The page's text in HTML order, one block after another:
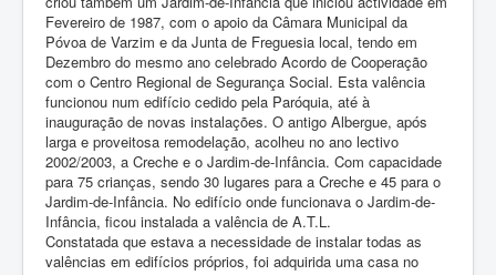
Fevereiro de 1987, com o apoio da Câmara Municipal da
Póvoa de Varzim e da Junta de Freguesia local, tendo em
Dezembro do mesmo ano celebrado Acordo de Cooperação
com o Centro Regional de Segurança Social. Esta valência
funcionou num edifício cedido pela Paróquia, até à
inauguração de novas instalações. O antigo Albergue, após
larga e proveitosa remodelação, acolheu no ano lectivo
2002/2003, a Creche e o Jardim-de-Infância. Com capacidade
para 75 crianças, sendo 30 lugares para a Creche e 45 para o
Jardim-de-Infância. No edifício onde funcionava o Jardim-de-
Infância, ficou instalada a valência de A.T.L.
Constatada que estava a necessidade de instalar todas as
valências em edifícios próprios, foi adquirida uma casa no